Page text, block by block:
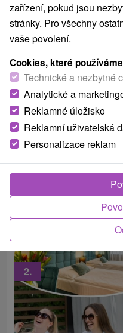
Nejoblíbenější pobyt
Piešťan, bestseller
Lázně Piešťany -
Od 2 Nocí
All
Tradiční regenerace s
balíčkem léčebných
vstupem do bazénů.
2.
zařízení, pokud jsou
stránky. Pro všechny
vaše povolení.
Cookies, které používáme
Technické a nezbytné
Analytické a
Reklamné úložisko
Reklamní uživatelská
Personalizace reklam